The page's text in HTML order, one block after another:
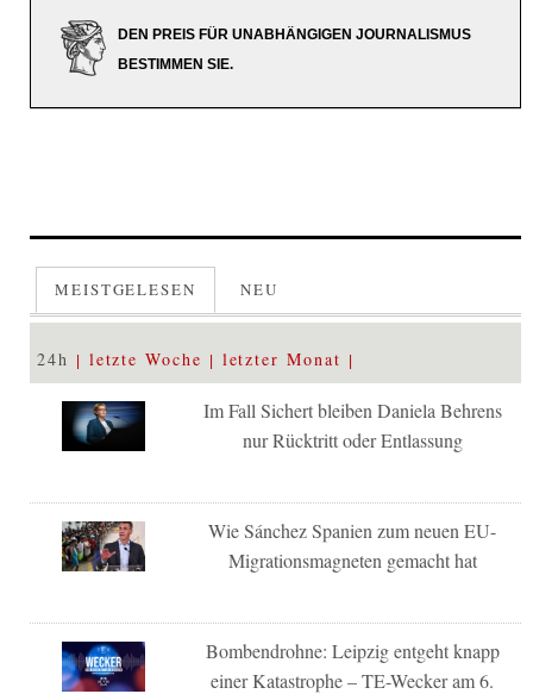
DEN PREIS FÜR UNABHÄNGIGEN JOURNALISMUS
BESTIMMEN SIE.
MEISTGELESEN NEU
24h letzte Woche letzter Monat
Im Fall Sichert bleiben Daniela Behrens
nur Rücktritt oder Entlassung
Wie Sánchez Spanien zum neuen EU-
Migrationsmagneten gemacht hat
Bombendrohne: Leipzig entgeht knapp
einer Katastrophe – TE-Wecker am 6.